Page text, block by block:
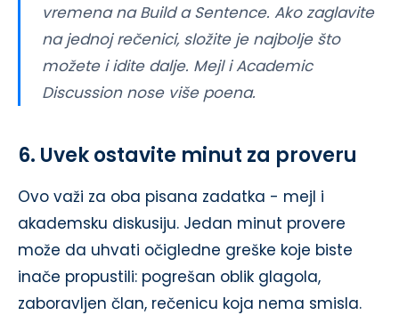
vremena na Build a Sentence. Ako zaglavite
na jednoj rečenici, složite je najbolje što
možete i idite dalje. Mejl i Academic
Discussion nose više poena.
6. Uvek ostavite minut za proveru
Ovo važi za oba pisana zadatka - mejl i
akademsku diskusiju. Jedan minut provere
može da uhvati očigledne greške koje biste
inače propustili: pogrešan oblik glagola,
zaboravljen član, rečenicu koja nema smisla.